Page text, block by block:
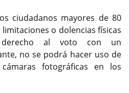
ciudadanos mayores de 80
o dolencias físicas
al voto con un
no se podrá hacer uso de
fotográficas en los